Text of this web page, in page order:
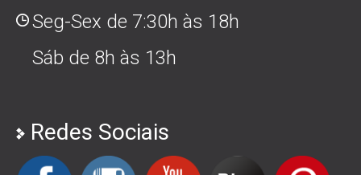
Seg-Sex de 7:30h às 18h
Sáb de 8h às 13h
Redes Sociais